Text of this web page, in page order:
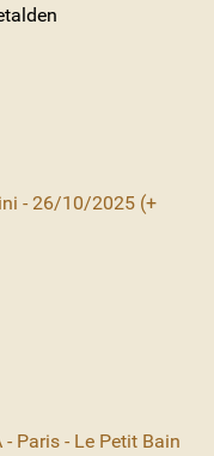
- 26/10/2025 (+
- Paris - Le Petit Bain